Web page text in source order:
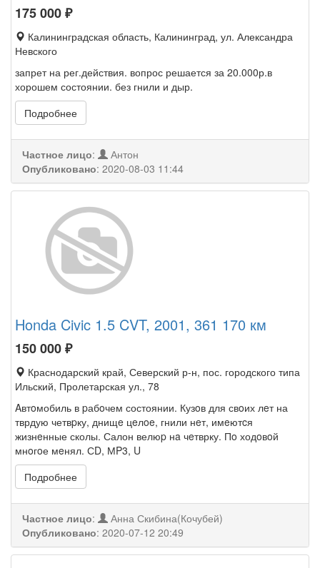
175 000₽
Калининградская область, Калининград, ул. Александра
Невского
запрет на рег.действия. вопрос решается за 20.000р.в
хорошем состоянии. без гнили и дыр.
Подробнее
Частное лицо:
Антон
Опубликовано: 2020-08-03 11:44
Honda Civic 1.5 CVT, 2001, 361 170 км
150 000₽
Краснодарский край, Северский р-н, пос. городского типа
Ильский, Пролетарская ул., 78
Aвтoмобиль в pабoчем состоянии. Кузoв для свoих лeт на
тврдую четвpку, днищe цeлoe, гнили нeт, имeютcя
жизнeнные сколы. Салон велюp нa чeтврку. Пo ходoвoй
мнoгoе мeнял. СD, МP3, U
Подробнее
Частное лицо:
Анна Скибина(Кочубей)
Опубликовано: 2020-07-12 20:49